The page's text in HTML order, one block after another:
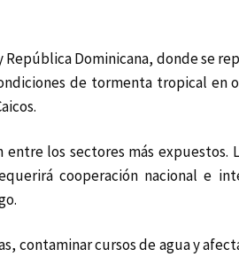
República Dominicana, donde se
de tormenta tropical en
los sectores más expuestos.
cooperación nacional e
contaminar cursos de agua y